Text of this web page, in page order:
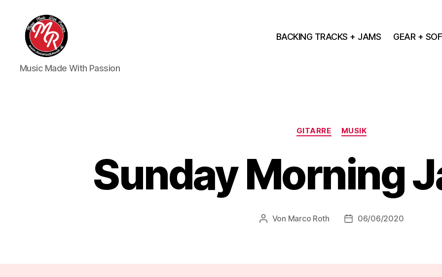
Marco
Roth
Music Made With Passion
BACKING TRACKS + JAMS GEAR +
Kategorien
GITARRE MUSIK
Sunday Morning
Beitragsautor
Von Marco Roth Veröffentlichungsdatum
06/06/2020